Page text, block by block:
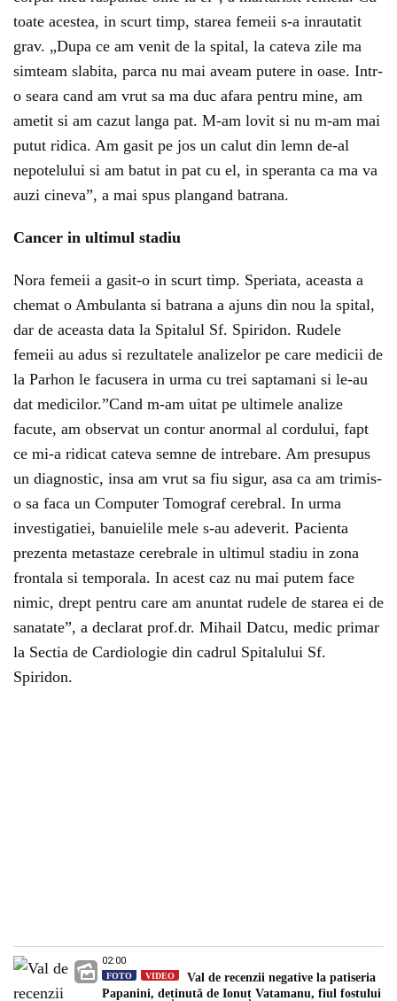
toate acestea, in scurt timp, starea femeii s-a inrautatit
grav. „Dupa ce am venit de la spital, la cateva zile ma
simteam slabita, parca nu mai aveam putere in oase. Intr-
o seara cand am vrut sa ma duc afara pentru mine, am
ametit si am cazut langa pat. M-am lovit si nu m-am mai
putut ridica. Am gasit pe jos un calut din lemn de-al
nepotelului si am batut in pat cu el, in speranta ca ma va
auzi cineva”, a mai spus plangand batrana.
Cancer in ultimul stadiu
Nora femeii a gasit-o in scurt timp. Speriata, aceasta a
chemat o Ambulanta si batrana a ajuns din nou la spital,
dar de aceasta data la Spitalul Sf. Spiridon. Rudele
femeii au adus si rezultatele analizelor pe care medicii de
la Parhon le facusera in urma cu trei saptamani si le-au
dat medicilor.”Cand m-am uitat pe ultimele analize
facute, am observat un contur anormal al cordului, fapt
ce mi-a ridicat cateva semne de intrebare. Am presupus
un diagnostic, insa am vrut sa fiu sigur, asa ca am trimis-
o sa faca un Computer Tomograf cerebral. In urma
investigatiei, banuielile mele s-au adeverit. Pacienta
prezenta metastaze cerebrale in ultimul stadiu in zona
frontala si temporala. In acest caz nu mai putem face
nimic, drept pentru care am anuntat rudele de starea ei de
sanatate”, a declarat prof.dr. Mihail Datcu, medic primar
la Sectia de Cardiologie din cadrul Spitalului Sf.
Spiridon.
02:00
FOTO VIDEO
Val de recenzii negative la patiseria
Papanini, deținută de Ionuț Vatamanu, fiul fostului